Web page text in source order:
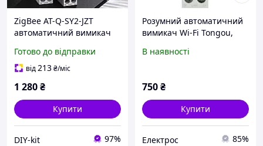
ZigBee AT-Q-SY2-JZT
автоматичний вимикач
однофазний + лічильник
кВт/год
Готово до відправки
від213₴/міс
1 280₴
Купити
DIY-kit 97%
Розумний автоматичний
вимикач Wi-Fi Tongou,
таймер 1ф. 16А TO-Q-SY1-
В наявності
750₴
Купити
Електрос 85%